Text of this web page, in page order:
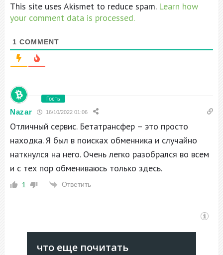
This site uses Akismet to reduce spam. Learn how
your comment data is processed.
1 COMMENT
Гость
Nazar 16/10/2022 01:06
Отличный сервис. Бетатрансфер – это просто
находка. Я был в поисках обменника и случайно
наткнулся на него. Очень легко разобрался во всем
и с тех пор обмениваюсь только здесь.
1 Ответить
что еще почитать